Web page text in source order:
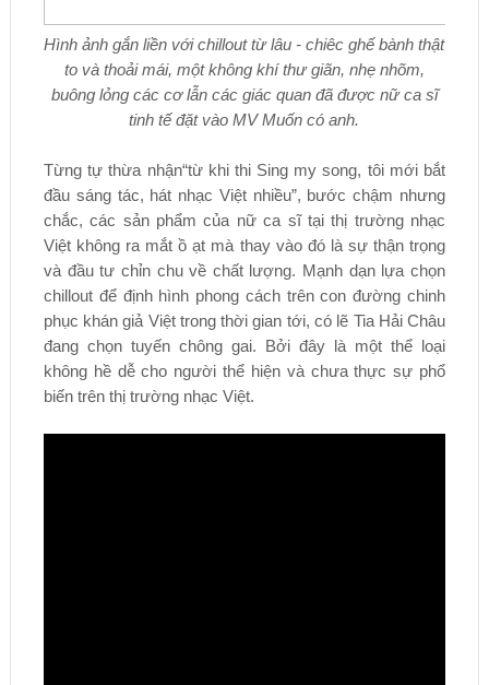
Hình ảnh gắn liền với chillout từ lâu - chiêc ghế bành thật
to và thoải mái, một không khí thư giãn, nhẹ nhõm,
buông lỏng các cơ lẫn các giác quan đã được nữ ca sĩ
tinh tế đặt vào MV Muốn có anh.
Từng tự thừa nhận“từ khi thi Sing my song, tôi mới bắt
đầu sáng tác, hát nhạc Việt nhiều”, bước chậm nhưng
chắc, các sản phẩm của nữ ca sĩ tại thị trường nhạc
Việt không ra mắt ồ ạt mà thay vào đó là sự thận trọng
và đầu tư chỉn chu về chất lượng. Mạnh dạn lựa chọn
chillout để định hình phong cách trên con đường chinh
phục khán giả Việt trong thời gian tới, có lẽ Tia Hải Châu
đang chọn tuyến chông gai. Bởi đây là một thể loại
không hề dễ cho người thể hiện và chưa thực sự phổ
biến trên thị trường nhạc Việt.